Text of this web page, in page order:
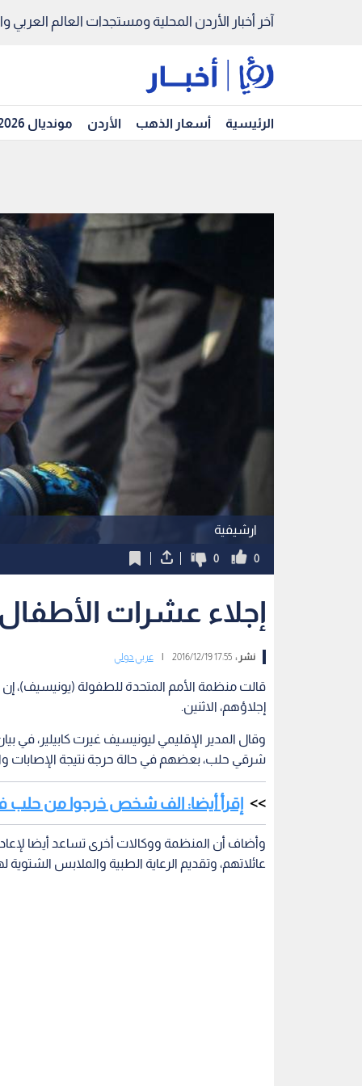
آخر أخبار الأردن المحلية ومستجدات العالم العربي
الرئيسية أسعار الذهب الأردن مونديال 2026
ارشيفية
0
0
إجلاء عشرات
نشر :17:55 2016/12/19 عربي دولي
إجلاؤهم، الاثنين.
شرقي حلب، بعضهم في حالة حرجة نتيجة الإصابات
إقرأ أيضا: الف شخص خرجوا من حلب
وأضاف أن المنظمة ووكالات أخرى تساعد أيضا
عائلاتهم، وتقديم الرعاية الطبية والملابس الشتوية